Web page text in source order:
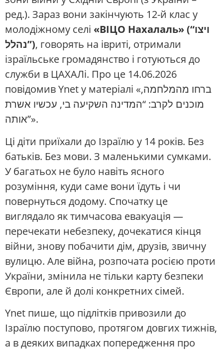
ред.). Зараз вони закінчують 12-й клас у
молодіжному селі «ВІЦО Нахалаль» (“ויצו
נהלל”), говорять на івриті, отримали
ізраїльське громадянство і готуються до
служби в ЦАХАЛі. Про це 14.06.2026
повідомив Ynet у матеріалі «ברחו מהמלחמה,
מוכנים לקרב: “המדינה השקיעה בי, עכשיו אשרת
אותה”».
Ці діти приїхали до Ізраїлю у 14 років. Без
батьків. Без мови. З маленькими сумками.
У багатьох не було навіть ясного
розуміння, куди саме вони їдуть і чи
повернуться додому. Спочатку це
виглядало як тимчасова евакуація —
перечекати небезпеку, дочекатися кінця
війни, знову побачити дім, друзів, звичну
вулицю. Але війна, розпочата росією проти
України, змінила не тільки карту безпеки
Європи, але й долі конкретних сімей.
Ynet пише, що підлітків привозили до
Ізраїлю поступово, протягом довгих тижнів,
а в деяких випадках попередження про